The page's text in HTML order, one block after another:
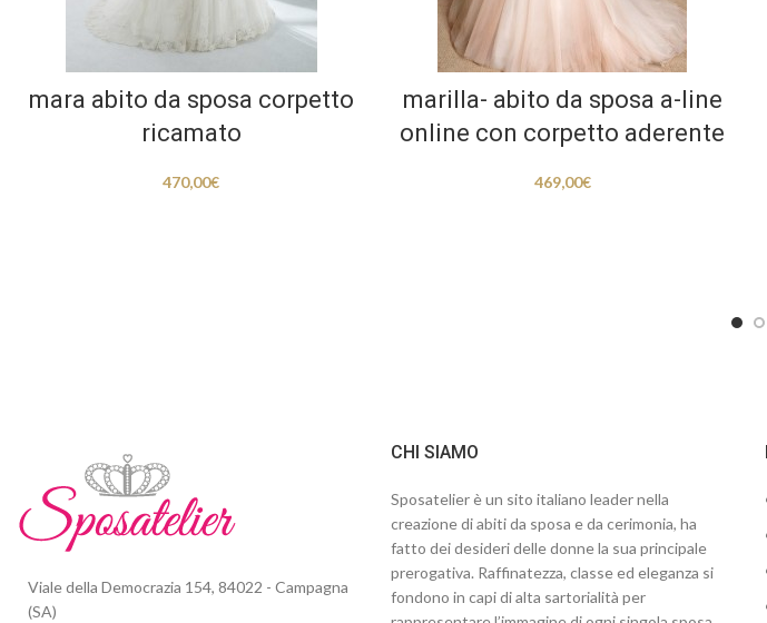
mara abito da sposa corpetto
ricamato
470,00€
marilla- abito da sposa a-line
online con corpetto aderente
469,00€
Viale della Democrazia 154, 84022 - Campagna
(SA)
CHI SIAMO
Sposatelier è un sito italiano leader nella
creazione di abiti da sposa e da cerimonia, ha
fatto dei desideri delle donne la sua principale
prerogativa. Raffinatezza, classe ed eleganza si
fondono in capi di alta sartorialità per